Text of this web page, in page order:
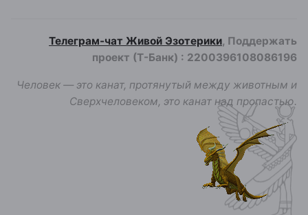
Телеграм-чат Живой Эзотерики, Поддержать
проект (Т-Банк) : 2200396108086196
Человек — это канат, протянутый между животным и
Сверхчеловеком, это канат над пропастью.